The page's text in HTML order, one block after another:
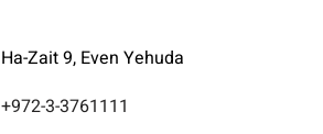
Ha-Zait 9, Even Yehuda
972-3-3761111+